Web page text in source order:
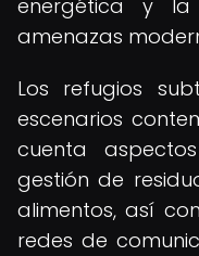
energética y
amenazas
Los refugios
escenarios
cuenta
gestión de
alimentos, así
redes de